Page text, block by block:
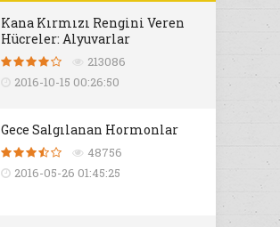
Kana Kırmızı Rengini Veren
Hücreler: Alyuvarlar
213086
2016-10-15 00:26:50
Gece Salgılanan Hormonlar
48756
2016-05-26 01:45:25